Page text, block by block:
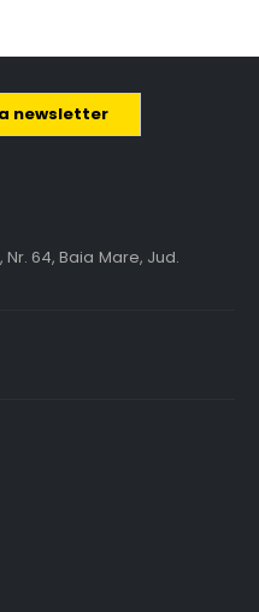
newsletter
64, Baia Mare, Jud.